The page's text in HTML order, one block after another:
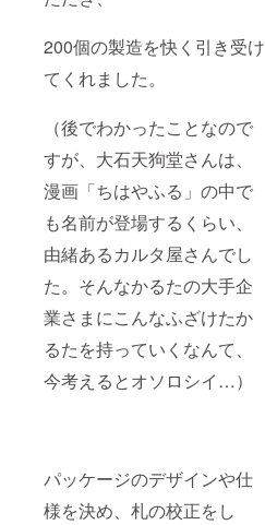
200個の製造を快く引き受け
てくれました。
（後でわかったことなので
すが、大石天狗堂さんは、
漫画「ちはやふる」の中で
も名前が登場するくらい、
由緒あるカルタ屋さんでし
た。そんなかるたの大手企
業さまにこんなふざけたか
るたを持っていくなんて、
今考えるとオソロシイ…）
パッケージのデザインや仕
様を決め、札の校正をし